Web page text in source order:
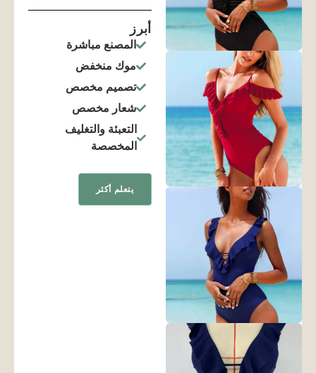
أبرز
المصنع مباشرة
موك منخفض
تصميم مخصص
شعار مخصص
التعبئة والتغليف
المخصصة
يتعلم أكثر